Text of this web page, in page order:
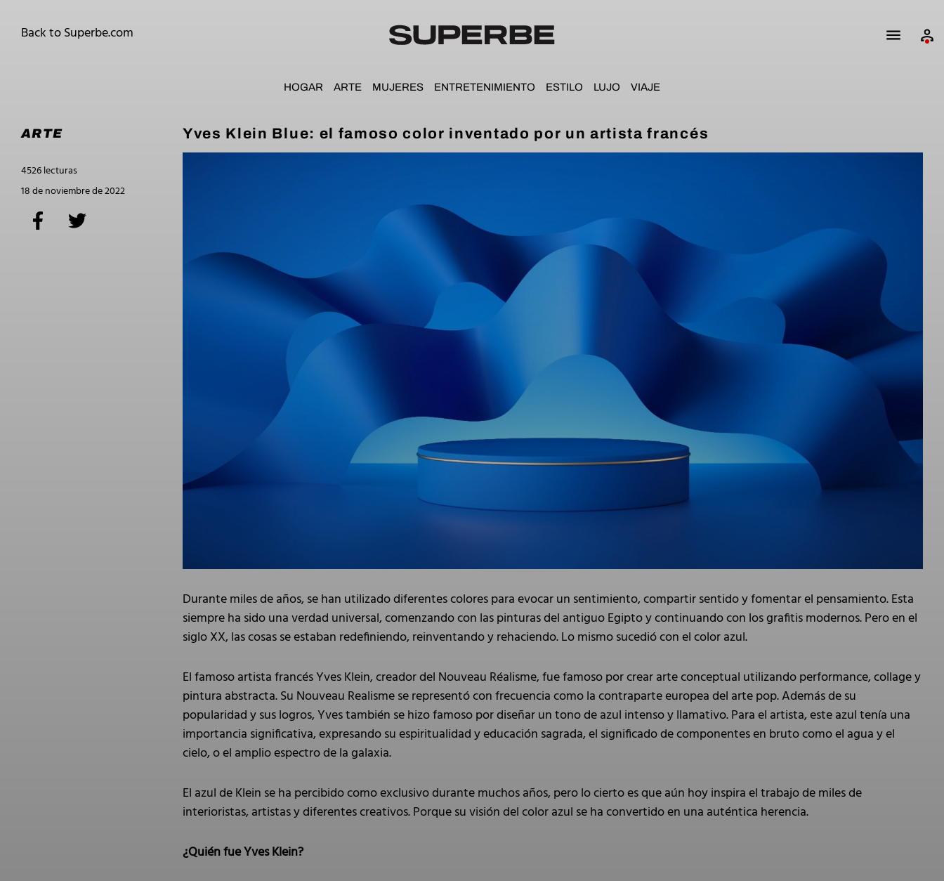
Back to Superbe.com
HOGAR ARTE MUJERES ENTRETENIMIENTO ESTILO LUJO VIAJE
Yves Klein Blue: el famoso color inventado por un artista francés
Durante miles de años, se han utilizado diferentes colores para evocar un sentimiento, compartir sentido y fomentar el pensamiento. Esta
siempre ha sido una verdad universal, comenzando con las pinturas del antiguo Egipto y continuando con los grafitis modernos. Pero en el
siglo XX, las cosas se estaban redefiniendo, reinventando y rehaciendo. Lo mismo sucedió con el color azul.
El famoso artista francés Yves Klein, creador del Nouveau Réalisme, fue famoso por crear arte conceptual utilizando performance, collage y
pintura abstracta. Su Nouveau Realisme se representó con frecuencia como la contraparte europea del arte pop. Además de su
popularidad y sus logros, Yves también se hizo famoso por diseñar un tono de azul intenso y llamativo. Para el artista, este azul tenía una
importancia significativa, expresando su espiritualidad y educación sagrada, el significado de componentes en bruto como el agua y el
cielo, o el amplio espectro de la galaxia.
El azul de Klein se ha percibido como exclusivo durante muchos años, pero lo cierto es que aún hoy inspira el trabajo de miles de
interioristas, artistas y diferentes creativos. Porque su visión del color azul se ha convertido en una auténtica herencia.
¿Quién fue Yves Klein?
ARTE
4526 lecturas
18 de noviembre de 2022